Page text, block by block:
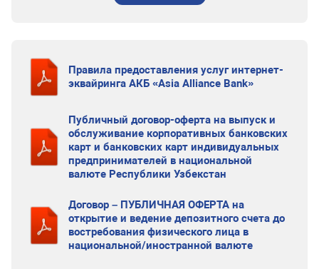
Правила предоставления услуг интернет-
эквайринга АКБ «Asia Alliance Bank»
Публичный договор-оферта на выпуск и
обслуживание корпоративных банковских
карт и банковских карт индивидуальных
предпринимателей в национальной
валюте Республики Узбекстан
Договор – ПУБЛИЧНАЯ ОФЕРТА на
открытие и ведение депозитного счета до
востребования физического лица в
национальной/иностранной валюте